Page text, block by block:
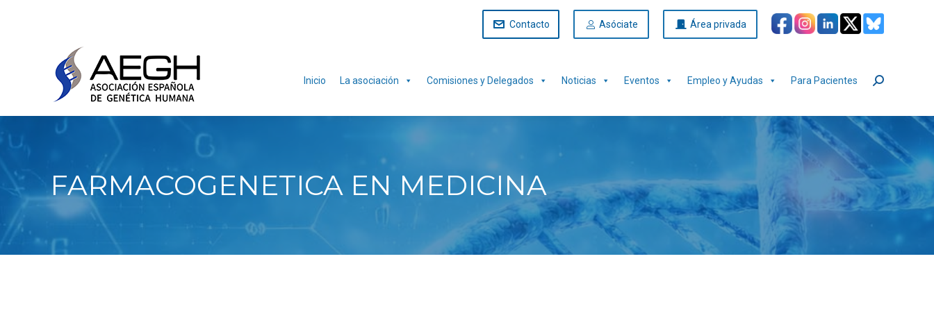
Contacto Asóciate Área privada
Inicio La asociación Comisiones y Delegados Noticias Eventos Empleo y Ayudas Para Pacientes Buscar:
FARMACOGENETICA EN MEDICINA